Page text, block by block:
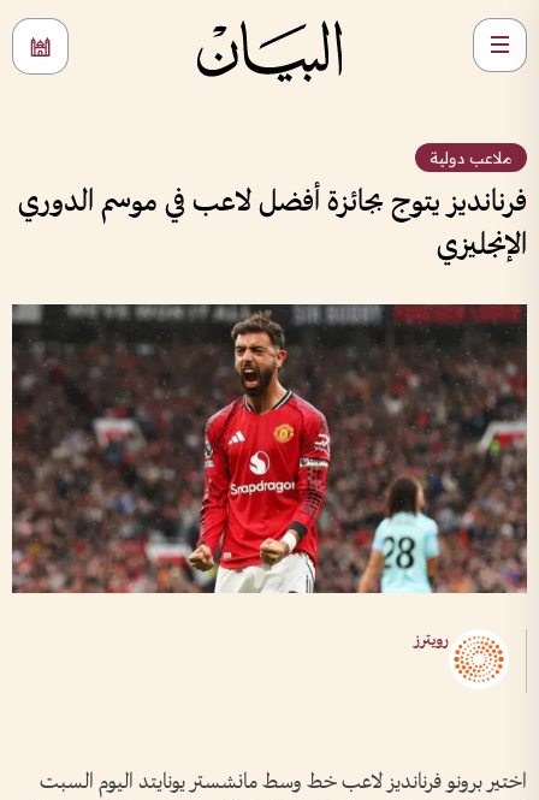
ملاعب دولية
فرنانديز يتوج بجائزة أفضل لاعب في موسم الدوري
الإنجليزي
رويترز
اختير برونو ​فرنانديز لاعب خط وسط مانشستر يونايتد ‌اليوم ​السبت